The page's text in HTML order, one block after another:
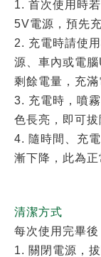
1. 首次使用時
5V電源，預先
2. 充電時請使
源、車內或電
剩餘電量，充
3. 充電時，噴
色長亮，即可拔
4. 隨時間、充
漸下降，此為
清潔方式
每次使用完畢
1. 關閉電源，